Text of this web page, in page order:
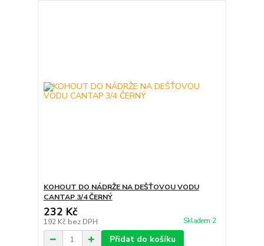
KOHOUT DO NÁDRŽE NA DEŠŤOVOU VODU
CANTAP 3/4 ČERNÝ
232 Kč
192 Kč bez DPH Skladem 2
Přidat do košíku